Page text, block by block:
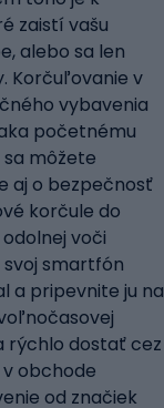
zaistí vašu
alebo sa len
Korčuľovanie v
vybavenia
početnému
môžete
aj o bezpečnosť
korčule do
voči
svoj smartfón
a pripevnite ju na
rýchlo dostať cez
obchode
od značiek